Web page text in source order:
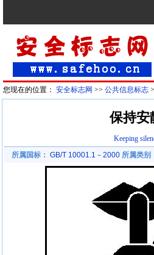
您现在的位置： 安全标志网 >> 公共信息标志
保持安
Keeping
所属国标： GB/T 10001.1－2000 所属类别